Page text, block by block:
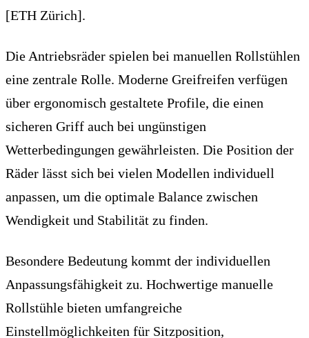
[ETH Zürich].
Die Antriebsräder spielen bei manuellen Rollstühlen
eine zentrale Rolle. Moderne Greifreifen verfügen
über ergonomisch gestaltete Profile, die einen
sicheren Griff auch bei ungünstigen
Wetterbedingungen gewährleisten. Die Position der
Räder lässt sich bei vielen Modellen individuell
anpassen, um die optimale Balance zwischen
Wendigkeit und Stabilität zu finden.
Besondere Bedeutung kommt der individuellen
Anpassungsfähigkeit zu. Hochwertige manuelle
Rollstühle bieten umfangreiche
Einstellmöglichkeiten für Sitzposition,